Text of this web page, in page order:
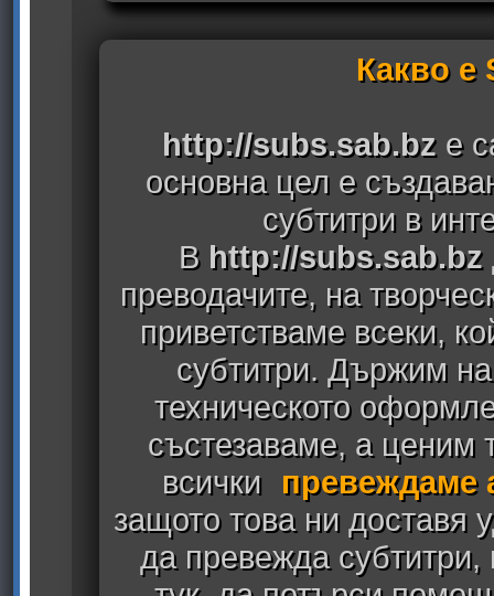
Какво е
http://subs.sab.bz е
основна цел е
субтитри в
В http://subs.sab.bz
преводачите, на
приветстваме всеки,
субтитри. Държим
техническото
състезаваме, а ценим
всички
превеждаме
защото това ни доставя
да превежда